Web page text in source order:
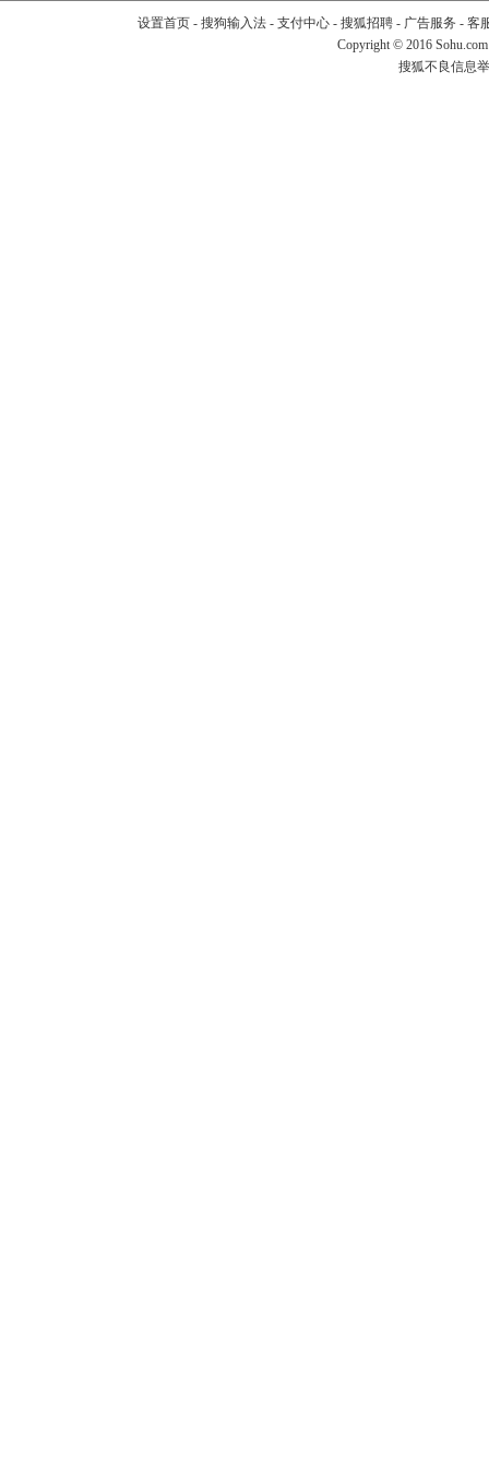
设置首页- 搜狗输入法- 支付中心- 搜狐招聘- 广告服务 - 客
Copyright © 2016
搜狐不良信息